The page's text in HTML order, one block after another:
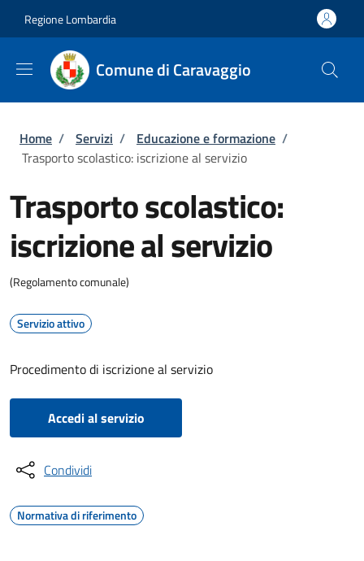
Regione Lombardia
Comune di Caravaggio
Briciole di pane
Home / Servizi / Educazione e formazione /
Trasporto scolastico: iscrizione al servizio
Trasporto scolastico:
iscrizione al servizio
(Regolamento comunale)
Servizio attivo
Procedimento di iscrizione al servizio
Accedi al servizio
Condividi
Normativa di riferimento